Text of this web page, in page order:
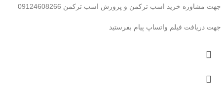
جهت مشاوره خرید اسب ترکمن و پرورش اسب ترکمن 09124608266
جهت دریافت فیلم واتساپ پیام بفرستید